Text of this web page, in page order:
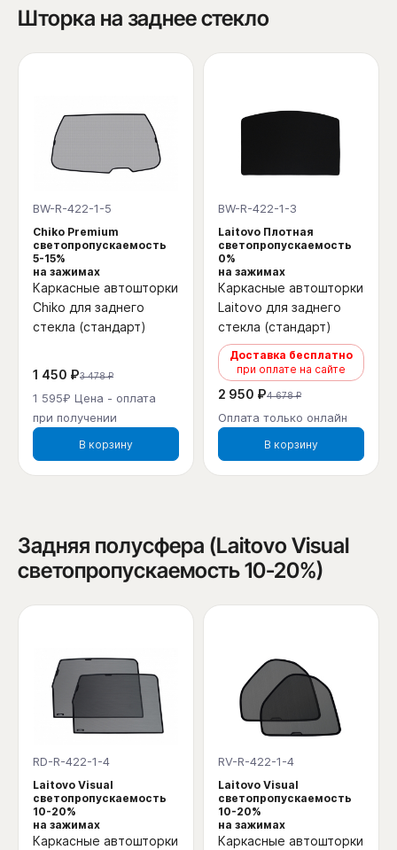
Шторка на заднее стекло
BW-R-422-1-5
Chiko Premium
светопропускаемость
5-15%
на зажимах
Каркасные автошторки
Chiko для заднего
стекла (стандарт)
1 450 ₽3 478 ₽
1 595₽ Цена - оплата
при получении
В корзину
BW-R-422-1-3
Laitovo Плотная
светопропускаемость
0%
на зажимах
Каркасные автошторки
Laitovo для заднего
стекла (стандарт)
Доставка бесплатно
при оплате на сайте
2 950 ₽4 678 ₽
Оплата только онлайн
В корзину
Задняя полусфера (Laitovo Visual
светопропускаемость 10-20%)
RD-R-422-1-4
Laitovo Visual
светопропускаемость
10-20%
на зажимах
Каркасные автошторки
RV-R-422-1-4
Laitovo Visual
светопропускаемость
10-20%
на зажимах
Каркасные автошторки